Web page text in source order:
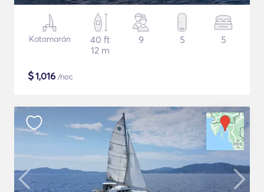
Katamarán
40 ft
12 m
9 5 5
$1,016 /noc